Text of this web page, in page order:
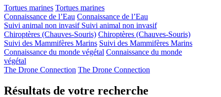
Tortues marines Tortues marines
Connaissance de l’Eau Connaissance de l’Eau
Suivi animal non invasif Suivi animal non invasif
Chiroptères (Chauves-Souris) Chiroptères (Chauves-Souris)
Suivi des Mammifères Marins Suivi des Mammifères Marins
Connaissance du monde végétal Connaissance du monde
végétal
The Drone Connection The Drone Connection
Résultats de votre recherche